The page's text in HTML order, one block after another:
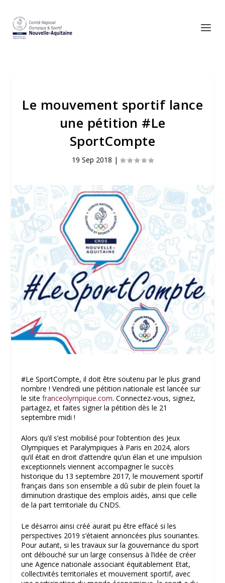
Le mouvement sportif lance
une pétition #Le
SportCompte
19 Sep 2018 |
#Le SportCompte, il doit être soutenu par le plus grand
nombre ! Vendredi une pétition nationale est lancée sur
le sitefranceolympique.com. Connectez-vous, signez,
partagez, et faites signer la pétition dès le 21
septembre midi !
Alors qu’il s’est mobilisé pour l’obtention des Jeux
Olympiques et Paralympiques à Paris en 2024, alors
qu’il était en droit d’attendre qu’un élan et une impulsion
exceptionnels viennent accompagner le succès
historique du 13 septembre 2017, le mouvement sportif
français dans son ensemble a dû subir de plein fouet la
diminution drastique des emplois aidés, ainsi que celle
de la part territoriale du CNDS.
Le désarroi ainsi créé aurait pu être effacé si les
perspectives 2019 s’étaient annoncées plus souriantes.
Pour autant, si les travaux sur la gouvernance du sport
ont débouché sur un large consensus à l’idée de créer
une Agence nationale associant équitablement Etat,
collectivités territoriales et mouvement sportif, avec